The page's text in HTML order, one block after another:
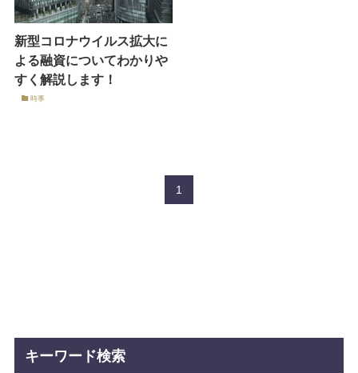
新型コロナウイルス拡大に
よる融資についてわかりや
すく解説します！
時事
1
キーワード検索